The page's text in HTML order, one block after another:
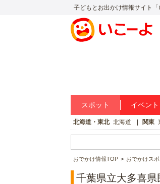
子どもとお出かけ情報サイト
スポット イベント
北海道・東北 北海道 関東
おでかけ情報TOP おでかけス
千葉県立大多喜